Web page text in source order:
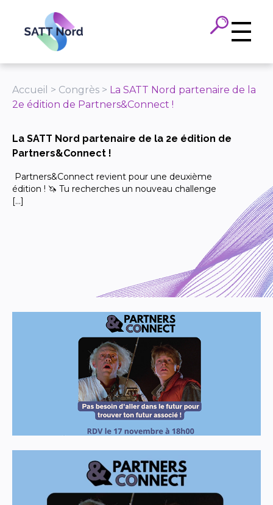
Accueil > Congrès > La SATT Nord partenaire de la
2e édition de Partners&Connect !
La SATT Nord partenaire de la 2e édition de
Partners&Connect !
Partners&Connect revient pour une deuxième
édition ! 🦄 Tu recherches un nouveau challenge
[…]